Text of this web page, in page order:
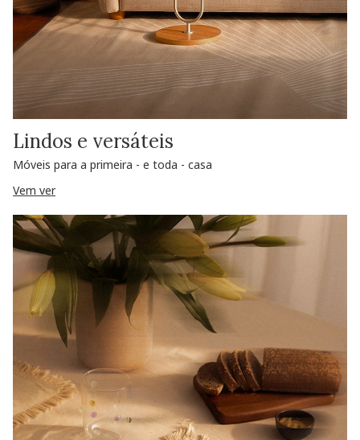
Lindos e versáteis
Móveis para a primeira - e toda - casa
Vem ver